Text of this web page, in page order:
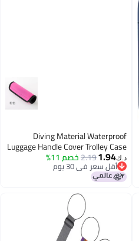
Diving Material Waterproof
Luggage Handle Cover Trolley Case
Handle Protective Cover Baby
Carriage Handle Hand Gloves
د.ك‏1.94
2.19خصم 11%
أقل سعر في 30 يوم
أقل سعر في 30 يوم